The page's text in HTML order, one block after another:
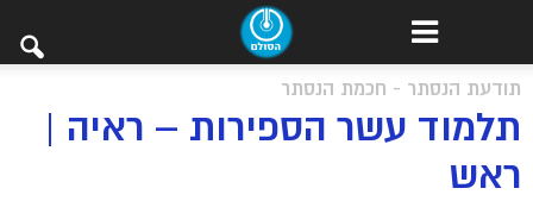
תודעת הנסתר - חכמת הנסתר
תלמוד עשר הספירות – ראיה |
ראש